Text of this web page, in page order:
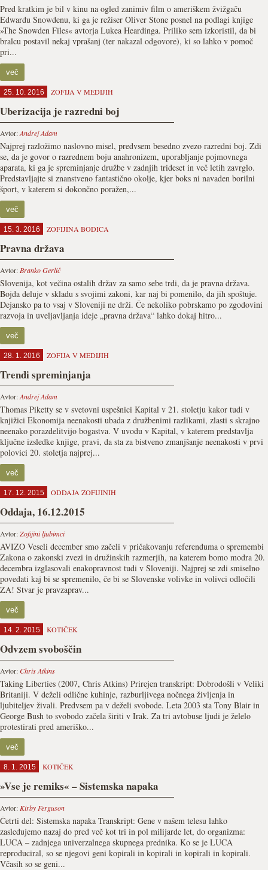
Pred kratkim je bil v kinu na ogled zanimiv film o ameriškem žvižgaču
Edwardu Snowdenu, ki ga je režiser Oliver Stone posnel na podlagi knjige
»The Snowden Files« avtorja Lukea Heardinga. Priliko sem izkoristil, da bi
bralcu postavil nekaj vprašanj (ter nakazal odgovore), ki so lahko v pomoč
pri...
več
25. 10. 2016 ZOFIJA V MEDIJIH
Uberizacija je razredni boj
Avtor:Andrej Adam
Najprej razložimo naslovno misel, predvsem besedno zvezo razredni boj. Zdi
se, da je govor o razrednem boju anahronizem, uporabljanje pojmovnega
aparata, ki ga je spreminjanje družbe v zadnjih trideset in več letih zavrglo.
Predstavljajte si znanstveno fantastično okolje, kjer boks ni navaden borilni
šport, v katerem si dokončno poražen,...
več
15. 3. 2016 ZOFIJINA BODICA
Pravna država
Avtor: Branko Gerlič
Slovenija, kot večina ostalih držav za samo sebe trdi, da je pravna država.
Bojda deluje v skladu s svojimi zakoni, kar naj bi pomenilo, da jih spoštuje.
Dejansko pa to vsaj v Sloveniji ne drži. Če nekoliko pobrskamo po zgodovini
razvoja in uveljavljanja ideje „pravna država“ lahko dokaj hitro...
več
28. 1. 2016 ZOFIJA V MEDIJIH
Trendi spreminjanja
Avtor:Andrej Adam
Thomas Piketty se v svetovni uspešnici Kapital v 21. stoletju kakor tudi v
knjižici Ekonomija neenakosti ubada z družbenimi razlikami, zlasti s skrajno
neenako porazdelitvijo bogastva. V uvodu v Kapital, v katerem predstavlja
ključne izsledke knjige, pravi, da sta za bistveno zmanjšanje neenakosti v prvi
polovici 20. stoletja najprej...
več
17. 12. 2015 ODDAJA ZOFIJINIH
Oddaja, 16.12.2015
Avtor:Zofijini ljubimci
AVIZO Veseli december smo začeli v pričakovanju referenduma o spremembi
Zakona o zakonski zvezi in družinskih razmerjih, na katerem bomo modra 20.
decembra izglasovali enakopravnost tudi v Sloveniji. Najprej se zdi smiselno
povedati kaj bi se spremenilo, če bi se Slovenske volivke in volivci odločili
ZA! Stvar je pravzaprav...
več
14. 2. 2015 KOTIČEK
Odvzem svoboščin
Avtor:Chris Atkins
Taking Liberties (2007, Chris Atkins) Prirejen transkript: Dobrodošli v Veliki
Britaniji. V deželi odlične kuhinje, razburljivega nočnega življenja in
ljubiteljev živali. Predvsem pa v deželi svobode. Leta 2003 sta Tony Blair in
George Bush to svobodo začela širiti v Irak. Za tri avtobuse ljudi je želelo
protestirati pred ameriško...
več
8. 1. 2015 KOTIČEK
»Vse je remiks« – Sistemska napaka
Avtor: Kirby Ferguson
Četrti del: Sistemska napaka Transkript: Gene v našem telesu lahko
zasledujemo nazaj do pred več kot tri in pol milijarde let, do organizma:
LUCA – zadnjega univerzalnega skupnega prednika. Ko se je LUCA
reproduciral, so se njegovi geni kopirali in kopirali in kopirali in kopirali.
Včasih so se geni...